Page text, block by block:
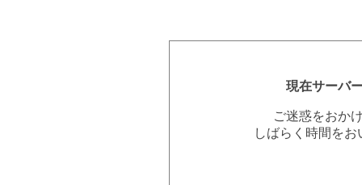
現在サーバ
ご迷惑をおか
しばらく時間を